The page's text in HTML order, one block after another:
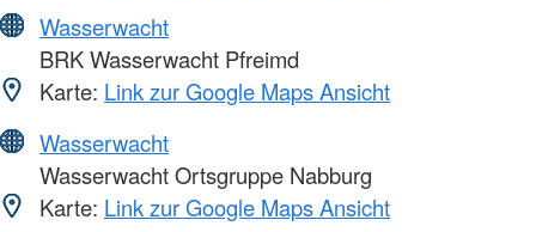
Wasserwacht
BRK Wasserwacht Pfreimd
Karte: Link zur Google Maps Ansicht
Wasserwacht
Wasserwacht Ortsgruppe Nabburg
Karte: Link zur Google Maps Ansicht